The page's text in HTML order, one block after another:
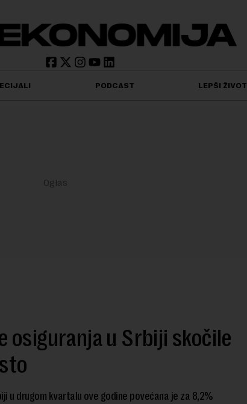
PODCAST LEPŠI ŽIVOT
osiguranja u Srbiji skočile
u drugom kvartalu ove godine povećana je za 8,2%